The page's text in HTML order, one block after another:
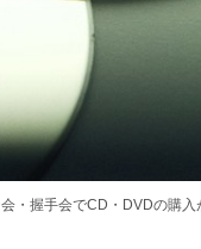
・握手会でCD・DVDの購入